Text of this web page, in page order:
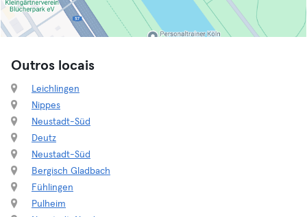
Outros locais
Leichlingen
Nippes
Neustadt-Süd
Deutz
Neustadt-Süd
Bergisch Gladbach
Fühlingen
Pulheim